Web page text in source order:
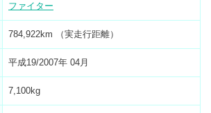
ファイター
784,922km （実走行距離）
平成19/2007年 04月
7,100kg